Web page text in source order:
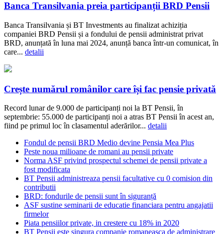
Banca Transilvania preia participanții BRD Pensii
Banca Transilvania și BT Investments au finalizat achiziția
companiei BRD Pensii și a fondului de pensii administrat privat
BRD, anunțată în luna mai 2024, anunță banca într-un comunicat, în
care... detalii
Crește numărul românilor care își fac pensie privată
Record lunar de 9.000 de participanți noi la BT Pensii, în
septembrie: 55.000 de participanți noi a atras BT Pensii în acest an,
fiind pe primul loc în clasamentul aderărilor... detalii
Fondul de pensii BRD Medio devine Pensia Mea Plus
Peste noua milioane de romani au pensii private
Norma ASF privind prospectul schemei de pensii private a
fost modificata
BT Pensii administreaza pensii facultative cu 0 comision din
contributii
BRD: fondurile de pensii sunt în siguranță
ASF sustine seminarii de educatie financiara pentru angajatii
firmelor
Piata pensiilor private, in crestere cu 18% in 2020
BT Pensii este singura companie romaneasca de administrare